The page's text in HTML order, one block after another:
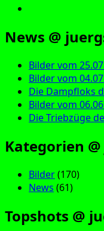
News @
Bilder vom
Bilder vom
Die Dampfloks
Bilder vom
Die Triebzüge
Kategorien
Bilder(170)
News (61)
Topshots @